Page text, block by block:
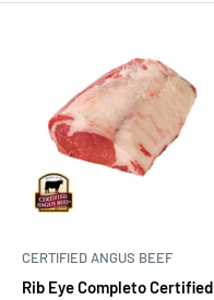
CERTIFIED ANGUS BEEF
Rib Eye Completo Certified